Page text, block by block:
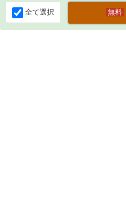
全て選択